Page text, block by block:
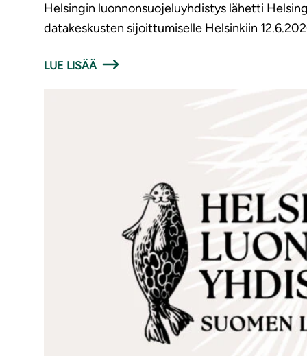
Helsingin luonnonsuojeluyhdistys lähetti
datakeskusten sijoittumiselle Helsinkiin
LUE LISÄÄ